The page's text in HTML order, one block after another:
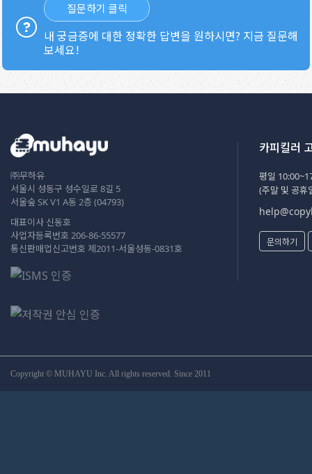
질문하기 클릭
내 궁금증에 대한 정확한 답변을 원하시면? 지금 질문해
보세요!
㈜무하유
서울시 성동구 성수일로 8길 5
서울숲 SK V1 A동 2층 (04793)
대표이사 신동호
사업자등록번호 206-86-55577
통신판매업신고번호 제2011-서울성동-0831호
카피킬러
평일
(주말 및 공휴
문의하기
Copyright © MUHAYU Inc. All rights reserved. Since 2011